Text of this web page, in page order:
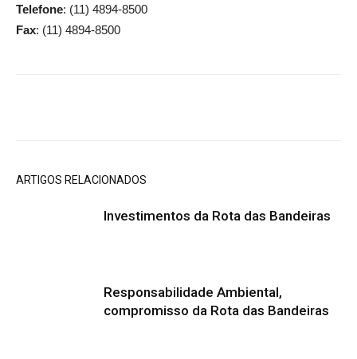
Telefone: (11) 4894-8500
Fax: (11) 4894-8500
ARTIGOS RELACIONADOS
Investimentos da Rota das Bandeiras
Responsabilidade Ambiental,
compromisso da Rota das Bandeiras